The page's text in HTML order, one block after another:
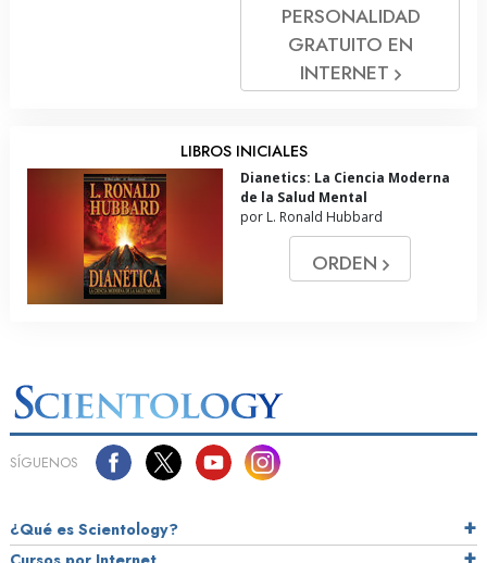
PERSONALIDAD
GRATUITO EN
INTERNET
LIBROS INICIALES
Dianetics: La Ciencia Moderna
de la Salud Mental
por L. Ronald Hubbard
ORDEN
SÍGUENOS
¿Qué es Scientology?